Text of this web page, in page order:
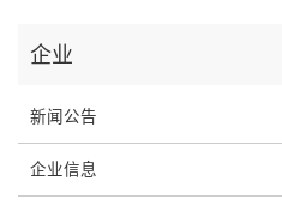
企业
新闻公告
企业信息